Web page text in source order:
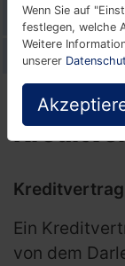
L
M N
W
Z
Ein
von dem
Wenn Sie auf
festlegen, welche
Weitere
unserer